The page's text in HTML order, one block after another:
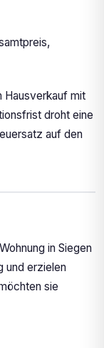
Hausverkauf mit
droht eine
auf den
in Siegen
und erzielen
sie